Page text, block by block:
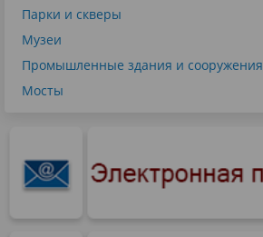
Парки и скверы
Музеи
Промышленные здания и сооружения
Мосты